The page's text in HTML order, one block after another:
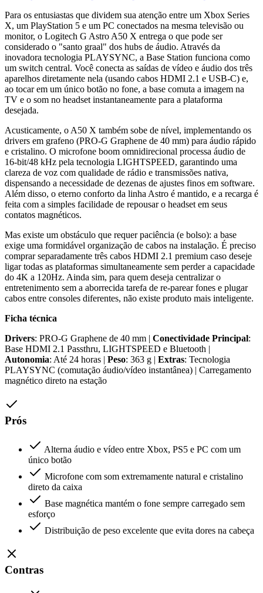
Para os entusiastas que dividem sua atenção entre um Xbox Series
X, um PlayStation 5 e um PC conectados na mesma televisão ou
monitor, o Logitech G Astro A50 X entrega o que pode ser
considerado o "santo graal" dos hubs de áudio. Através da
inovadora tecnologia PLAYSYNC, a Base Station funciona como
um switch central. Você conecta as saídas de vídeo e áudio dos três
aparelhos diretamente nela (usando cabos HDMI 2.1 e USB-C) e,
ao tocar em um único botão no fone, a base comuta a imagem na
TV e o som no headset instantaneamente para a plataforma
desejada.
Acusticamente, o A50 X também sobe de nível, implementando os
drivers em grafeno (PRO-G Graphene de 40 mm) para áudio rápido
e cristalino. O microfone boom omnidirecional processa áudio de
16-bit/48 kHz pela tecnologia LIGHTSPEED, garantindo uma
clareza de voz com qualidade de rádio e transmissões nativa,
dispensando a necessidade de dezenas de ajustes finos em software.
Além disso, o eterno conforto da linha Astro é mantido, e a recarga é
feita com a simples facilidade de repousar o headset em seus
contatos magnéticos.
Mas existe um obstáculo que requer paciência (e bolso): a base
exige uma formidável organização de cabos na instalação. É preciso
comprar separadamente três cabos HDMI 2.1 premium caso deseje
ligar todas as plataformas simultaneamente sem perder a capacidade
do 4K a 120Hz. Ainda sim, para quem deseja centralizar o
entretenimento sem a aborrecida tarefa de re-parear fones e plugar
cabos entre consoles diferentes, não existe produto mais inteligente.
Ficha técnica
Drivers: PRO-G Graphene de 40 mm | Conectividade Principal:
Base HDMI 2.1 Passthru, LIGHTSPEED e Bluetooth |
Autonomia: Até 24 horas | Peso: 363 g | Extras: Tecnologia
PLAYSYNC (comutação áudio/vídeo instantânea) | Carregamento
magnético direto na estação
Prós
Alterna áudio e vídeo entre Xbox, PS5 e PC com um
único botão
Microfone com som extremamente natural e cristalino
direto da caixa
Base magnética mantém o fone sempre carregado sem
esforço
Distribuição de peso excelente que evita dores na cabeça
Contras